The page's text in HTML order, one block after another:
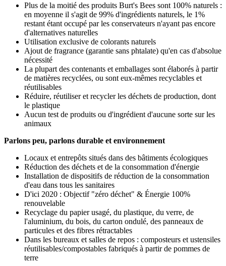
Plus de la moitié des produits Burt's Bees sont 100% naturels :
en moyenne il s'agit de 99% d'ingrédients naturels, le 1%
restant étant occupé par les conservateurs n'ayant pas encore
d'alternatives naturelles
Utilisation exclusive de colorants naturels
Ajout de fragrance (garantie sans phtalate) qu'en cas d'absolue
nécessité
La plupart des contenants et emballages sont élaborés à partir
de matières recyclées, ou sont eux-mêmes recyclables et
réutilisables
Réduire, réutiliser et recycler les déchets de production, dont
le plastique
Aucun test de produits ou d'ingrédient d'aucune sorte sur les
animaux
Parlons peu, parlons durable et environnement
Locaux et entrepôts situés dans des bâtiments écologiques
Réduction des déchets et de la consommation d'énergie
Installation de dispositifs de réduction de la consommation
d'eau dans tous les sanitaires
D'ici 2020 : Objectif "zéro déchet" & Énergie 100%
renouvelable
Recyclage du papier usagé, du plastique, du verre, de
l'aluminium, du bois, du carton ondulé, des panneaux de
particules et des fibres rétractables
Dans les bureaux et salles de repos : composteurs et ustensiles
réutilisables/compostables fabriqués à partir de pommes de
terre